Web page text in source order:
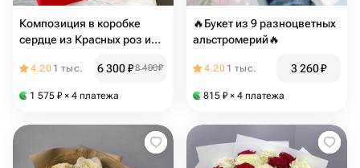
Композиция в коробке
сердце из Красных роз и
4.20 1 тыс. 6 300₽8 400₽
1 575 ₽ × 4 платежа
🔥Букет из 9 разноцветных
альстромерий🔥
4.20 1 тыс. 3 260₽
815 ₽ × 4 платежа